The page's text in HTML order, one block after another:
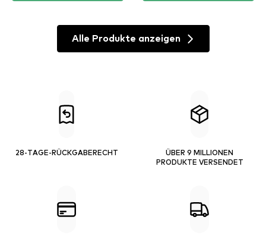
Alle Produkte anzeigen
28-TAGE-RÜCKGABERECHT
ÜBER 9 MILLIONEN
PRODUKTE VERSENDET